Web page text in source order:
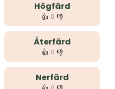
Högfärd
👍 0 👎
Återfärd
👍 0 👎
Nerfärd